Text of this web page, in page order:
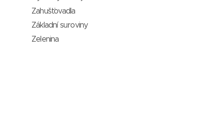
Zahušťovadla
Základní suroviny
Zelenina